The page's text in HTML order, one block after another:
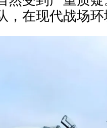
，在现代战场